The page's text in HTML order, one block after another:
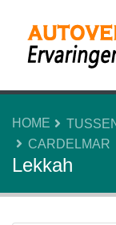
HOME
CARDELMAR
Lekkah